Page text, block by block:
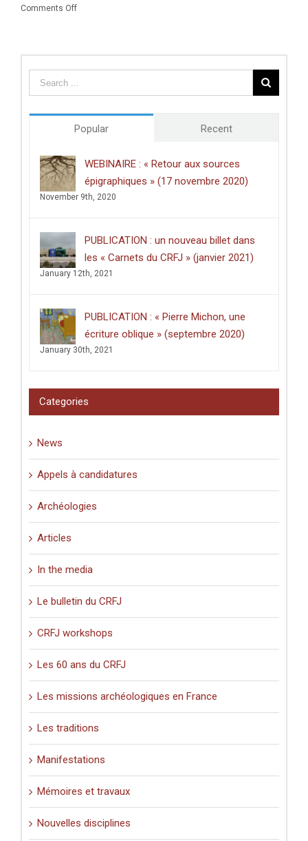
Comments Offon
Oliver
Pryce
«
for
and
the
Later
Sub-
Himalayan
Silk
Road
(31
mars
atlas »
2021)
Popular Recent
WEBINAIRE : « Retour aux sources
épigraphiques » (17 novembre 2020)
November 9th, 2020
PUBLICATION : un nouveau billet dans
les « Carnets du CRFJ » (janvier 2021)
January 12th, 2021
PUBLICATION : « Pierre Michon, une
écriture oblique » (septembre 2020)
January 30th, 2021
Categories
News
Appels à candidatures
Archéologies
Articles
In the media
Le bulletin du CRFJ
CRFJ workshops
Les 60 ans du CRFJ
Les missions archéologiques en France
Les traditions
Manifestations
Mémoires et travaux
Nouvelles disciplines